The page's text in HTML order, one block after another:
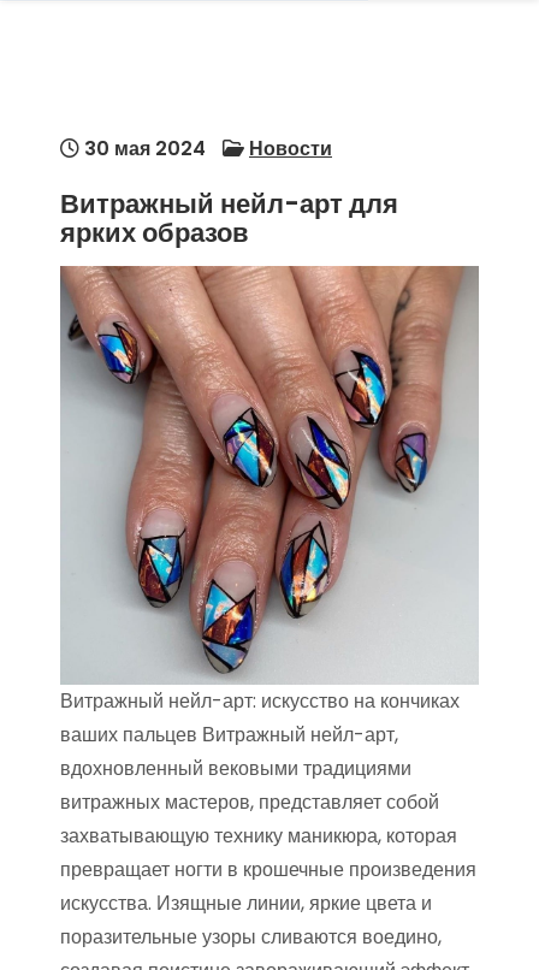
30 мая 2024 Новости
Витражный нейл-арт для
ярких образов
Витражный нейл-арт: искусство на кончиках
ваших пальцев Витражный нейл-арт,
вдохновленный вековыми традициями
витражных мастеров, представляет собой
захватывающую технику маникюра, которая
превращает ногти в крошечные произведения
искусства. Изящные линии, яркие цвета и
поразительные узоры сливаются воедино,